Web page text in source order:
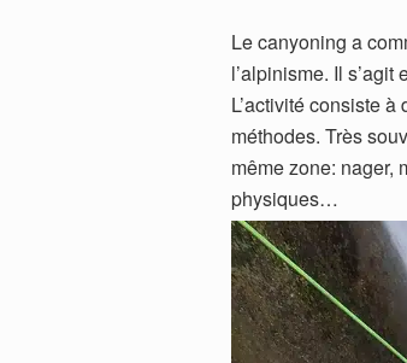
Le canyoning a
l’alpinisme. Il s’agit
L’activité consiste
méthodes. Très
même zone: nager,
physiques…